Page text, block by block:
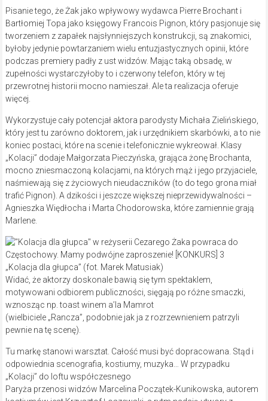
Pisanie tego, że Żak jako wpływowy wydawca Pierre Brochant i
Bartłomiej Topa jako księgowy Francois Pignon, który pasjonuje się
tworzeniem z zapałek najsłynniejszych konstrukcji, są znakomici,
byłoby jedynie powtarzaniem wielu entuzjastycznych opinii, które
podczas premiery padły z ust widzów. Mając taką obsadę, w
zupełności wystarczyłoby to i czerwony telefon, który w tej
przewrotnej historii mocno namieszał. Ale ta realizacja oferuje
więcej.
Wykorzystuje cały potencjał aktora parodysty Michała Zielińskiego,
który jest tu zarówno doktorem, jak i urzędnikiem skarbówki, a to nie
koniec postaci, które na scenie i telefonicznie wykreował. Klasy
„Kolacji” dodaje Małgorzata Pieczyńska, grająca żonę Brochanta,
mocno zniesmaczoną kolacjami, na których mąż i jego przyjaciele,
naśmiewają się z życiowych nieudaczników (to do tego grona miał
trafić Pignon). A dzikości i jeszcze większej nieprzewidywalności –
Agnieszka Więdłocha i Marta Chodorowska, które zamiennie grają
Marlene.
„Kolacja dla głupca” (fot. Marek Matusiak)
Widać, że aktorzy doskonale bawią się tym spektaklem,
motywowani odbiorem publiczności, sięgają po różne smaczki,
wznosząc np. toast winem a’la Mamrot
(wielbiciele „Rancza”, podobnie jak ja z rozrzewnieniem patrzyli
pewnie na tę scenę).
Tu markę stanowi warsztat. Całość musi być dopracowana. Stąd i
odpowiednia scenografia, kostiumy, muzyka… W przypadku
„Kolacji” do loftu współczesnego
Paryża przenosi widzów Marcelina Początek-Kunikowska, autorem